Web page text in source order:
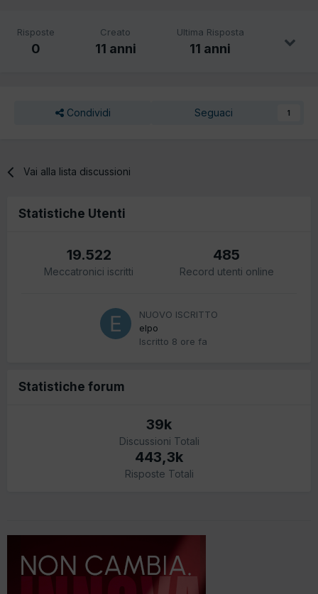
Risposte
0
Creato
11 anni
Ultima Risposta
11 anni
Condividi Seguaci 1
Vai alla lista discussioni
Statistiche Utenti
19.522
Meccatronici iscritti
485
Record utenti online
NUOVO ISCRITTO
elpo
Iscritto 8 ore fa
Statistiche forum
39k
Discussioni Totali
443,3k
Risposte Totali